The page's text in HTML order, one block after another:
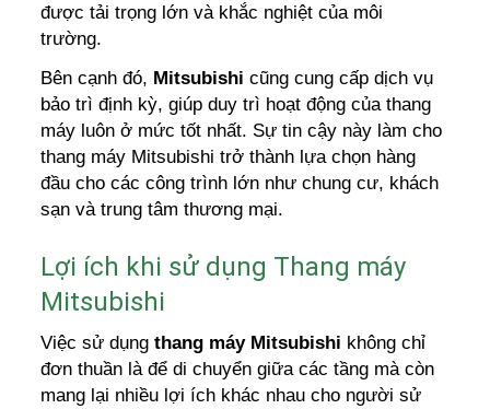
được tải trọng lớn và khắc nghiệt của môi
trường.
Bên cạnh đó, Mitsubishi cũng cung cấp dịch vụ
bảo trì định kỳ, giúp duy trì hoạt động của thang
máy luôn ở mức tốt nhất. Sự tin cậy này làm cho
thang máy Mitsubishi trở thành lựa chọn hàng
đầu cho các công trình lớn như chung cư, khách
sạn và trung tâm thương mại.
Lợi ích khi sử dụng Thang máy
Mitsubishi
Việc sử dụng thang máy Mitsubishi không chỉ
đơn thuần là để di chuyển giữa các tầng mà còn
mang lại nhiều lợi ích khác nhau cho người sử